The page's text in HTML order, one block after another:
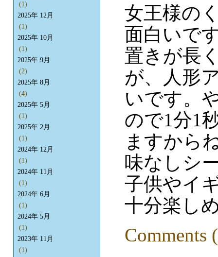
女王様の
面白いで
置きが長
が、人形
いです。
ので1分1
ますから
味なしシ
子供やイ
十分楽し
Comments
(1)
2025年 12月
(1)
2025年 10月
(1)
2025年 9月
(2)
2025年 8月
(4)
2025年 5月
(1)
2025年 2月
(1)
2024年 12月
(1)
2024年 11月
(1)
2024年 6月
(1)
2024年 5月
(1)
2023年 11月
(1)